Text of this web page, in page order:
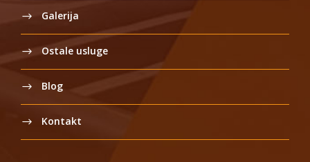
Galerija
Ostale usluge
Blog
Kontakt